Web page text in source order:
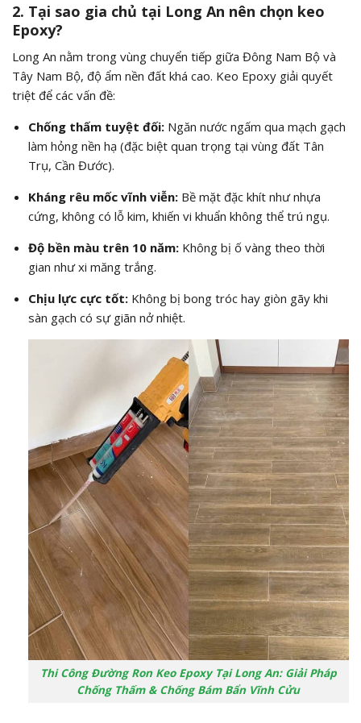
2. Tại sao gia chủ tại Long An nên chọn keo
Epoxy?
Long An nằm trong vùng chuyển tiếp giữa Đông Nam Bộ và
Tây Nam Bộ, độ ẩm nền đất khá cao. Keo Epoxy giải quyết
triệt để các vấn đề:
Chống thấm tuyệt đối:Ngăn nước ngấm qua mạch gạch
làm hỏng nền hạ (đặc biệt quan trọng tại vùng đất Tân
Trụ, Cần Đước).
Kháng rêu mốc vĩnh viễn:Bề mặt đặc khít như nhựa
cứng, không có lỗ kim, khiến vi khuẩn không thể trú ngụ.
Độ bền màu trên 10 năm:Không bị ố vàng theo thời
gian như xi măng trắng.
Chịu lực cực tốt:Không bị bong tróc hay giòn gãy khi
sàn gạch có sự giãn nở nhiệt.
Thi Công Đường Ron Keo Epoxy Tại Long An: Giải Pháp
Chống Thấm & Chống Bám Bẩn Vĩnh Cửu